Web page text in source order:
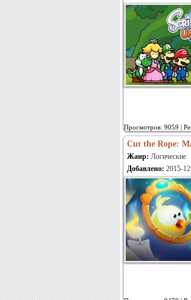
Просмотров: 9059 |
Cut the Rope:
Жанр: Логические
Добавлено: 2015-